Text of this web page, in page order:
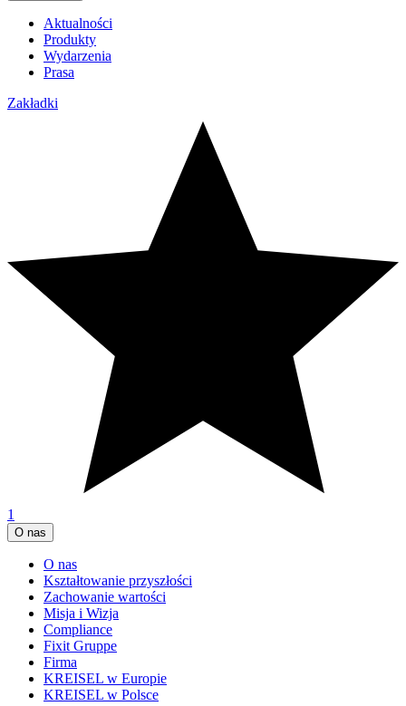
Aktualności
Produkty
Wydarzenia
Prasa
Zakładki
1
O nas
O nas
Kształtowanie przyszłości
Zachowanie wartości
Misja i Wizja
Compliance
Fixit Gruppe
Firma
KREISEL w Europie
KREISEL w Polsce